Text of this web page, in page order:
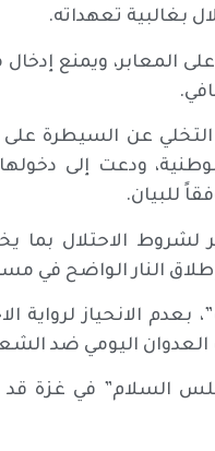
بغالبية تعهداته.
المعابر، ويمنع إدخال
عن السيطرة
ودعت إلى
للبيان.
لشروط الاحتلال
النار الواضح في
الانحياز لرواية
العدوان اليومي ضد
السلام” في غزة قد